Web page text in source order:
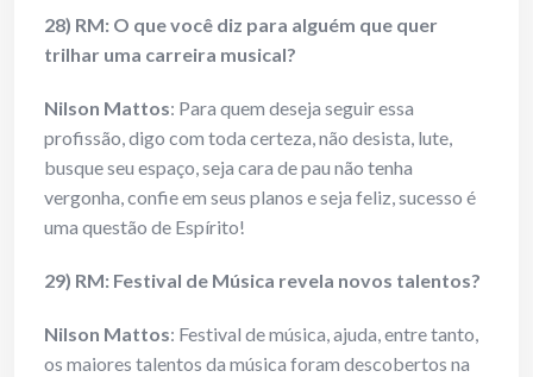
28) RM: O que você diz para alguém que quer
trilhar uma carreira musical?
Nilson Mattos: Para quem deseja seguir essa
profissão, digo com toda certeza, não desista, lute,
busque seu espaço, seja cara de pau não tenha
vergonha, confie em seus planos e seja feliz, sucesso é
uma questão de Espírito!
29) RM: Festival de Música revela novos talentos?
Nilson Mattos: Festival de música, ajuda, entre tanto,
os maiores talentos da música foram descobertos na